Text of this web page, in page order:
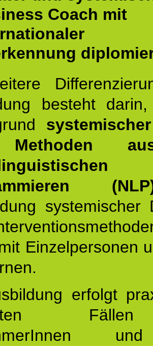
Coach mit
besteht
systemischer
Einzelpersonen
erfolgt